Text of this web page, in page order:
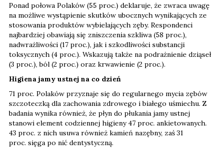
Ponad połowa Polaków (55 proc.) deklaruje, że zwraca uwagę
na możliwe wystąpienie skutków ubocznych wynikających ze
stosowania produktów wybielających zęby. Respondenci
najbardziej obawiają się zniszczenia szkliwa (58 proc.),
nadwrażliwości (17 proc.), jak i szkodliwości substancji
toksycznych (4 proc.). Wskazują także na podrażnienie dziąseł
(3 proc.), ból (2 proc.) oraz krwawienie (2 proc.).
Higiena jamy ustnej na co dzień
71 proc. Polaków przyznaje się do regularnego mycia zębów
szczoteczką dla zachowania zdrowego i białego uśmiechu. Z
badania wynika również, że płyn do płukania jamy ustnej
stanowi element codziennej higieny 47 proc. ankietowanych.
43 proc. z nich usuwa również kamień nazębny, zaś 31
proc. sięga po nić dentystyczną.